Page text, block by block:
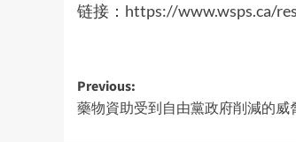
链接： https://www.wsps.ca/
Post
navigation
Previous:
藥物資助受到自由黨政府削減的威